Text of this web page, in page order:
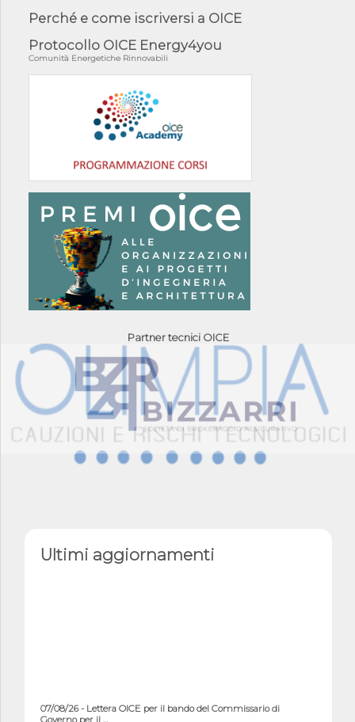
Perché e come iscriversi a OICE
Protocollo OICE Energy4you
Comunità Energetiche Rinnovabili
Partner tecnici OICE
Ultimi aggiornamenti
07/08/26 - Lettera OICE per il bando del Commissario di
Governo per il ...